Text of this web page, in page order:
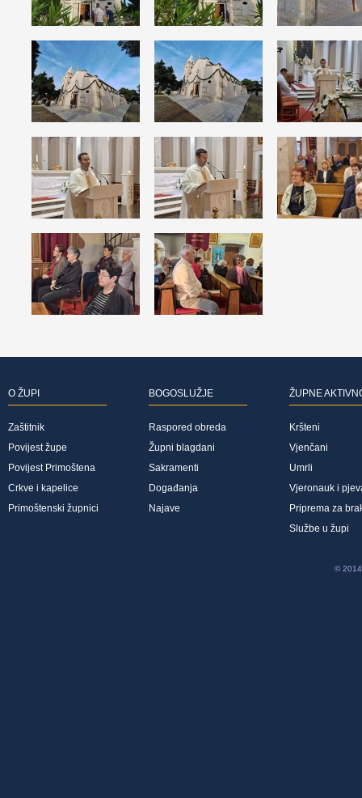
O ŽUPI
Zaštitnik
Povijest župe
Povijest Primoštena
Crkve i kapelice
Primoštenski župnici
BOGOSLUŽJE
Raspored obreda
Župni blagdani
Sakramenti
Događanja
Najave
ŽUPNE
Kršteni
Vjenčani
Umrli
Vjeronauk i
Priprema za
Službe u župi
© 2014